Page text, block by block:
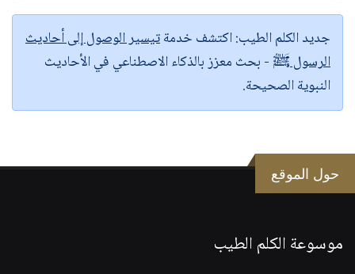
جديد الكلم الطيب:اكتشف خدمةتيسير الوصول إلى أحاديث
الرسول ﷺ - بحث معزز بالذكاء الاصطناعي في الأحاديث
النبوية الصحيحة.
حول الموقع
موسوعة الكلم الطيب